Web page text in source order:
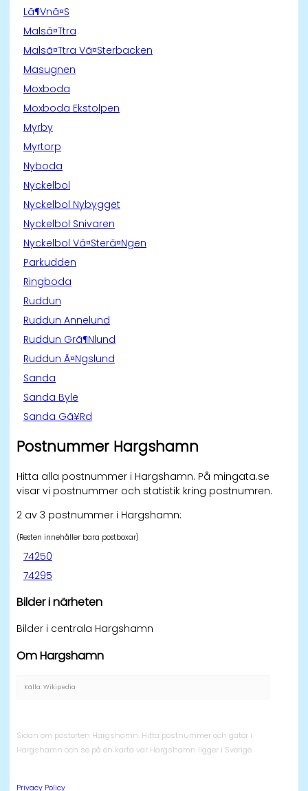
Lã¶Vnã¤S
Malsã¤Ttra
Malsã¤Ttra Vã¤Sterbacken
Masugnen
Moxboda
Moxboda Ekstolpen
Myrby
Myrtorp
Nyboda
Nyckelbol
Nyckelbol Nybygget
Nyckelbol Snivaren
Nyckelbol Vã¤Sterã¤Ngen
Parkudden
Ringboda
Ruddun
Ruddun Annelund
Ruddun Grã¶Nlund
Ruddun Ã¤Ngslund
Sanda
Sanda Byle
Sanda Gã¥Rd
Postnummer Hargshamn
Hitta alla postnummer i Hargshamn. På mingata.se
visar vi postnummer och statistik kring postnumren.
2 av 3 postnummer i Hargshamn:
(Resten innehåller bara postboxar)
74250
74295
Bilder i närheten
Bilder i centrala Hargshamn
Om Hargshamn
Källa: Wikipedia
Sidan om postorten Hargshamn. Hitta postnummer och gator i
Hargshamn och se på en karta var Hargshamn ligger i Sverige.
Privacy Policy